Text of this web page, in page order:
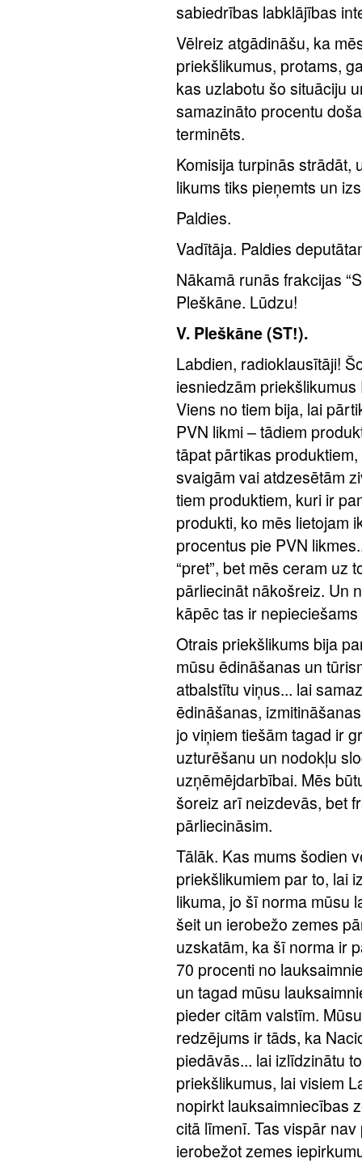
sabiedrības labklājības
Vēlreiz atgādināšu, ka
priekšlikumus, protams,
kas uzlabotu šo situāciju
samazināto procentu
terminēts.
Komisija turpinās strādāt,
likums tiks pieņemts un
Paldies.
Vadītāja. Paldies
Nākamā runās frakcijas
Pleškāne. Lūdzu!
V. Pleškāne (ST!).
Labdien, radioklausītāji!
iesniedzām
Viens no tiem bija, lai
PVN likmi – tādiem
tāpat pārtikas
svaigām vai atdzesētām
tiem produktiem, kuri ir
produkti, ko mēs lietojam
procentus pie PVN
“pret”, bet mēs ceram uz
pārliecināt nākošreiz. Un
kāpēc tas ir
Otrais priekšlikums bija
mūsu ēdināšanas un
atbalstītu viņus... lai
ēdināšanas,
jo viņiem tiešām tagad ir
uzturēšanu un nodokļu
uzņēmējdarbībai. Mēs
šoreiz arī neizdevās, bet
pārliecināsim.
Tālāk. Kas mums šodien
priekšlikumiem par to, lai
likuma, jo šī norma mūsu
šeit un ierobežo zemes
uzskatām, ka šī norma ir
70 procenti no
un tagad mūsu
pieder citām valstīm.
redzējums ir tāds, ka
piedāvās... lai izlīdzinātu
priekšlikumus, lai visiem
nopirkt lauksaimniecības
citā līmenī. Tas vispār
ierobežot zemes